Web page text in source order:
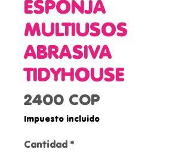
ESPONJA
MULTIUSOS
ABRASIVA
TIDYHOUSE
2400 COP
Impuesto incluido
Cantidad *